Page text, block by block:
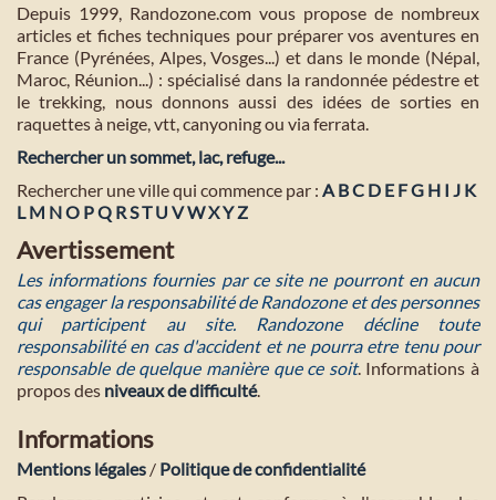
Depuis 1999, Randozone.com vous propose de nombreux
articles et fiches techniques pour préparer vos aventures en
France (Pyrénées, Alpes, Vosges...) et dans le monde (Népal,
Maroc, Réunion...) : spécialisé dans la randonnée pédestre et
le trekking, nous donnons aussi des idées de sorties en
raquettes à neige, vtt, canyoning ou via ferrata.
Rechercher un sommet, lac, refuge...
Rechercher une ville qui commence par : A BC D E FG H I J K
L M NO PQ R ST U VWXY Z
Avertissement
Les informations fournies par ce site ne pourront en aucun
cas engager la responsabilité de Randozone et des personnes
qui participent au site. Randozone décline toute
responsabilité en cas d'accident et ne pourra etre tenu pour
responsable de quelque manière que ce soit. Informations à
propos des niveaux de difficulté.
Informations
Mentions légales / Politique de confidentialité